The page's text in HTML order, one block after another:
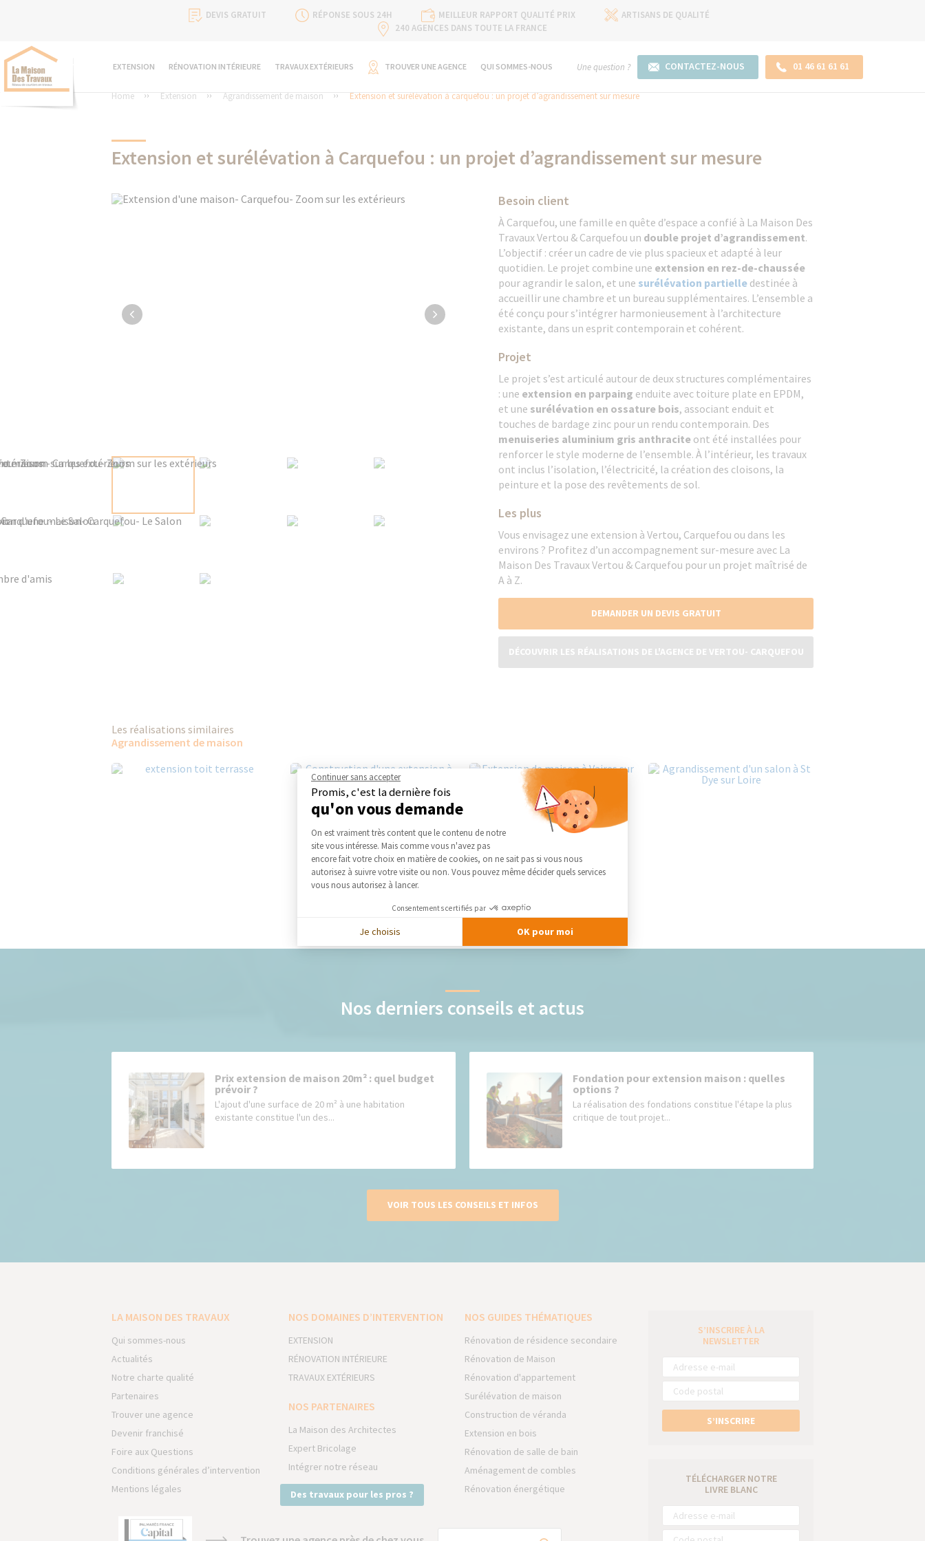
DEVIS GRATUIT RÉPONSE SOUS 24H MEILLEUR RAPPORT QUALITÉ PRIX
ARTISANS DE QUALITÉ
240 AGENCES DANS TOUTE LA FRANCE
EXTENSION RÉNOVATION INTÉRIEURE TRAVAUX EXTÉRIEURS TROUVER UNE AGENCE QUI SOMMES-NOUS Une question ? CONTACTEZ-NOUS 01 46 61 61 61
Home Extension Agrandissement de maison Extension et surélévation à carquefou : un projet d’agrandissement sur mesure
Extension et surélévation à Carquefou : un projet d’agrandissement sur mesure
Besoin client
À Carquefou, une famille en quête d’espace a confié à La Maison Des
Travaux Vertou & Carquefou un double projet d’agrandissement.
L’objectif : créer un cadre de vie plus spacieux et adapté à leur
quotidien. Le projet combine une extension en rez-de-chaussée
pour agrandir le salon, et une surélévation partielle destinée à
accueillir une chambre et un bureau supplémentaires. L’ensemble a
été conçu pour s’intégrer harmonieusement à l’architecture
existante, dans un esprit contemporain et cohérent.
Projet
Le projet s’est articulé autour de deux structures complémentaires
: une extension en parpaing enduite avec toiture plate en EPDM,
et une surélévation en ossature bois, associant enduit et
touches de bardage zinc pour un rendu contemporain. Des
menuiseries aluminium gris anthracite ont été installées pour
renforcer le style moderne de l’ensemble. À l’intérieur, les travaux
ont inclus l’isolation, l’électricité, la création des cloisons, la
peinture et la pose des revêtements de sol.
Les plus
Vous envisagez une extension à Vertou, Carquefou ou dans les
environs ? Profitez d’un accompagnement sur-mesure avec La
Maison Des Travaux Vertou & Carquefou pour un projet maîtrisé de
A à Z.
DEMANDER UN DEVIS GRATUIT
DÉCOUVRIR LES RÉALISATIONS DE L'AGENCE DE VERTOU- CARQUEFOU
Les réalisations similaires
Agrandissement de maison
Nos derniers conseils et actus
Prix extension de maison 20m² : quel budget
prévoir ?
L'ajout d'une surface de 20 m² à une habitation
existante constitue l'un des...
Fondation pour extension maison : quelles
options ?
La réalisation des fondations constitue l'étape la plus
critique de tout projet...
VOIR TOUS LES CONSEILS ET INFOS
LA MAISON DES TRAVAUX
Qui sommes-nous
Actualités
Notre charte qualité
Partenaires
Trouver une agence
Devenir franchisé
Foire aux Questions
Conditions générales d’intervention
Mentions légales
NOS DOMAINES D’INTERVENTION
EXTENSION
RÉNOVATION INTÉRIEURE
TRAVAUX EXTÉRIEURS
NOS PARTENAIRES
La Maison des Architectes
Expert Bricolage
Intégrer notre réseau
Des travaux pour les pros ?
NOS GUIDES THÉMATIQUES
Rénovation de résidence secondaire
Rénovation de Maison
Rénovation d'appartement
Surélévation de maison
Construction de véranda
Extension en bois
Rénovation de salle de bain
Aménagement de combles
Rénovation énergétique
S’INSCRIRE À LA
NEWSLETTER
S’INSCRIRE
TÉLÉCHARGER NOTRE
LIVRE BLANC
Continuer sans accepter
Promis, c'est la dernière fois
qu'on vous demande
Plateforme de Gestion du Consentement : Personnalisez vos Options
On est vraiment très content que le contenu de notre
site vous intéresse. Mais comme vous n'avez pas
encore fait votre choix en matière de cookies, on ne sait pas si vous nous
autorisez à suivre votre visite ou non. Vous pouvez même décider quels services
vous nous autorisez à lancer.
Consentements certifiés par
Je choisis OK pour moi
Axeptio consent